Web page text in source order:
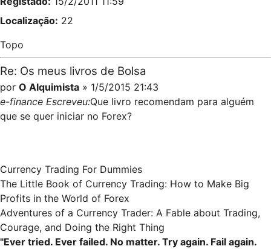
Localização: 22
Topo
Re: Os meus livros de Bolsa
por O Alquimista » 1/5/2015 21:43
e-finance Escreveu:Que livro recomendam para alguém
que se quer iniciar no Forex?
Currency Trading For Dummies
The Little Book of Currency Trading: How to Make Big
Profits in the World of Forex
Adventures of a Currency Trader: A Fable about Trading,
Courage, and Doing the Right Thing
"Ever tried. Ever failed. No matter. Try again. Fail again.